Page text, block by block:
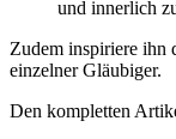
und innerlich
Zudem inspiriere ihn
einzelner Gläubiger.
Den kompletten